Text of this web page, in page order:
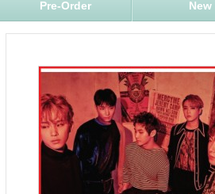
Pre-Order New